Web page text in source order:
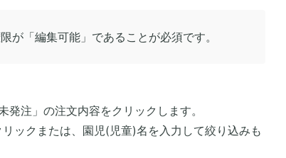
が「編集可能」であることが必須です。
発注」の注文内容をクリックします。
ックまたは、園児(児童)名を入力して絞り込みも